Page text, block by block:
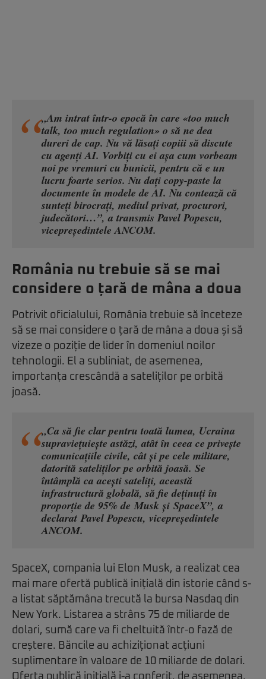
„Am intrat într-o epocă în care «too much
talk, too much regulation» o să ne dea
dureri de cap. Nu vă lăsați copiii să discute
cu agenți AI. Vorbiți cu ei așa cum vorbeam
noi pe vremuri cu bunicii, pentru că e un
lucru foarte serios. Nu dați copy-paste la
documente în modele de AI. Nu contează că
sunteți birocrați, mediul privat, procurori,
judecători…”, a transmis Pavel Popescu,
vicepreședintele ANCOM.
România nu trebuie să se mai
considere o țară de mâna a doua
Potrivit oficialului, România trebuie să înceteze
să se mai considere o țară de mâna a doua și să
vizeze o poziție de lider în domeniul noilor
tehnologii. El a subliniat, de asemenea,
importanța crescândă a sateliților pe orbită
joasă.
„Ca să fie clar pentru toată lumea, Ucraina
supraviețuiește astăzi, atât în ceea ce privește
comunicațiile civile, cât și pe cele militare,
datorită sateliților pe orbită joasă. Se
întâmplă ca acești sateliți, această
infrastructură globală, să fie deținuți în
proporție de 95% de Musk și SpaceX”, a
declarat Pavel Popescu, vicepreședintele
ANCOM.
SpaceX, compania lui Elon Musk, a realizat cea
mai mare ofertă publică inițială din istorie când s-
a listat săptămâna trecută la bursa Nasdaq din
New York. Listarea a strâns 75 de miliarde de
dolari, sumă care va fi cheltuită într-o fază de
creștere. Băncile au achiziționat acțiuni
suplimentare în valoare de 10 miliarde de dolari.